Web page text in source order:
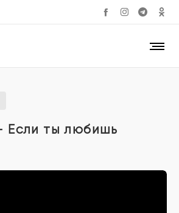
Если ты любишь